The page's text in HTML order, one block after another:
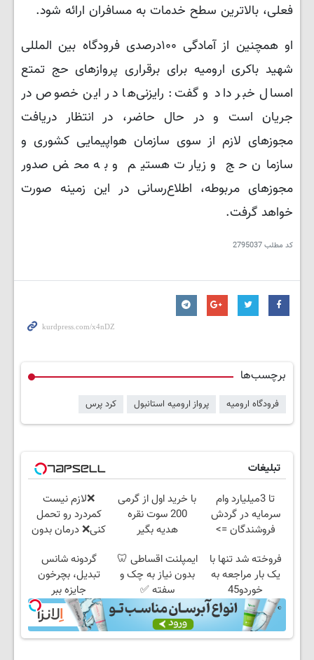
فعلی، بالاترین سطح خدمات به مسافران ارائه شود.
او همچنین از آمادگی ۱۰۰درصدی فرودگاه بین المللی
شهید باکری ارومیه برای برقراری پروازهای حج تمتع
امسال خبر داد و گفت: رایزنی‌ها در این خصوص در
جریان است و در حال حاضر، در انتظار دریافت
مجوزهای لازم از سوی سازمان هواپیمایی کشوری و
سازمان حج و زیارت هستیم و به محض صدور
مجوزهای مربوطه، اطلاع‌رسانی در این زمینه صورت
خواهد گرفت.
کد مطلب2795037
برچسب‌ها
فرودگاه ارومیه پرواز ارومیه استانبول کرد پرس
تبلیغات
تا 3میلیارد وام
سرمایه در گردش
فروشندگان =>
کن
با خرید اول از گرمی
200 سوت نقره
هدیه بگیر
❌لازم نیست
کمردرد رو تحمل
کنی❌ درمان بدون
(پرسشنامه)
فروخته شد تنها با
یک بار مراجعه به
خوردو45
ایمپلنت اقساطی 🦷
بدون نیاز به چک و
سفته ✅
گردونه شانس
تبدیل، بچرخون
جایزه ببر